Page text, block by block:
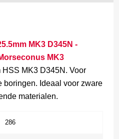
MK3 D345N -
MK3
HSS MK3 D345N. Voor
boringen. Ideaal voor zware
materialen.
286